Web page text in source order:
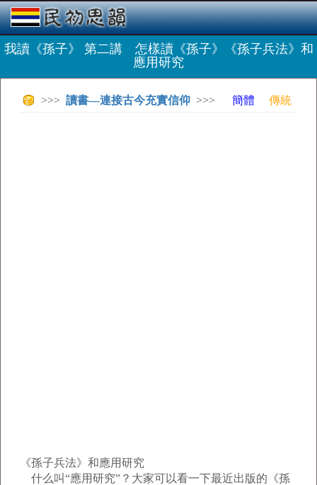
我讀《孫子》 第二講 怎樣讀《孫子》《孫子兵法》和
應用研究
>>> 讀書—連接古今充實信仰 >>> 簡體 傳統
《孫子兵法》和應用研究
什么叫“應用研究”？大家可以看一下最近出版的《孫